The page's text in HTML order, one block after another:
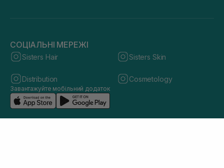
СОЦІАЛЬНІ МЕРЕЖІ
Sisters Hair Sisters Skin
Distribution Cosmetology
Завантажуйте мобільний додаток